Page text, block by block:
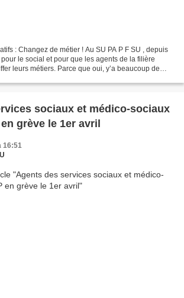
: Changez de métier ! Au SU PA P F SU , depuis
le social et pour que les agents de la filière
leurs métiers. Parce que oui, y’a beaucoup de
sociaux et médico-sociaux
grève le 1er avril
16:51